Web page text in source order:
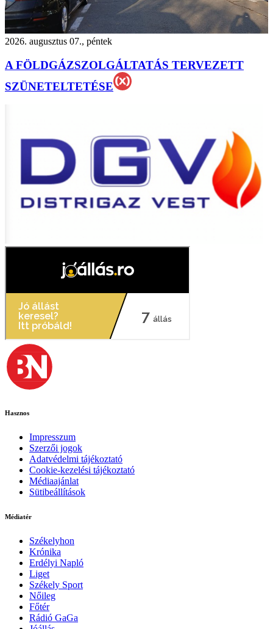
2026. augusztus 07., péntek
A FÖLDGÁZSZOLGÁLTATÁS TERVEZETT
SZÜNETELTETÉSE
Hasznos
Impresszum
Szerzői jogok
Adatvédelmi tájékoztató
Cookie-kezelési tájékoztató
Médiaajánlat
Sütibeállítások
Médiatér
Székelyhon
Krónika
Erdélyi Napló
Liget
Székely Sport
Nőileg
Főtér
Rádió GaGa